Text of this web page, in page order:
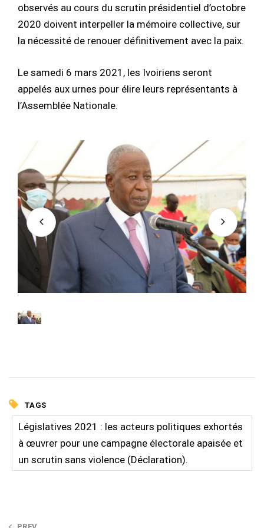
observés au cours du scrutin présidentiel d’octobre
2020 doivent interpeller la mémoire collective, sur
la nécessité de renouer définitivement avec la paix.
Le samedi 6 mars 2021, les Ivoiriens seront
appelés aux urnes pour élire leurs représentants à
l’Assemblée Nationale.
TAGS
Législatives 2021 : les acteurs politiques exhortés
à œuvrer pour une campagne électorale apaisée et
un scrutin sans violence (Déclaration).